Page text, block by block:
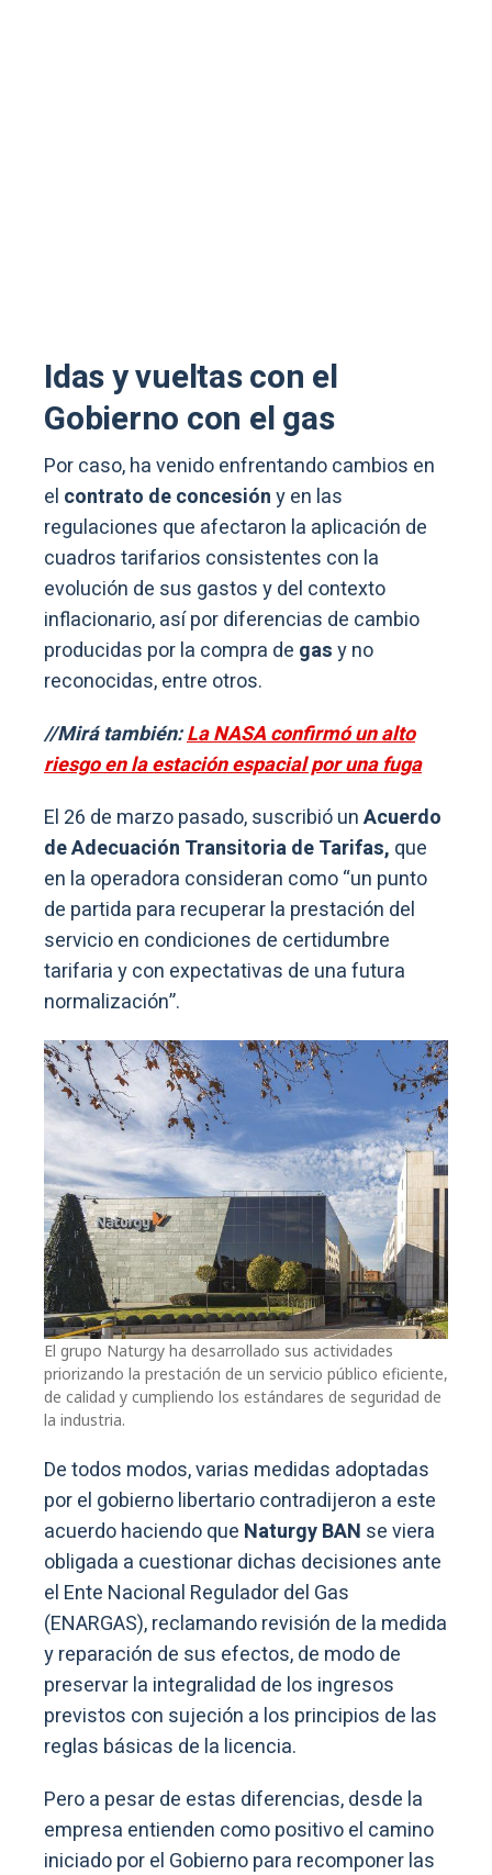
Idas y vueltas con el
Gobierno con el gas
Por caso, ha venido enfrentando cambios en
el contrato de concesióny en las
regulaciones que afectaron la aplicación de
cuadros tarifarios consistentes con la
evolución de sus gastos y del contexto
inflacionario, así por diferencias de cambio
producidas por la compra de gasy no
reconocidas, entre otros.
//Mirá también:La NASA confirmó un alto
riesgo en la estación espacial por una fuga
El 26 de marzo pasado, suscribió unAcuerdo
de Adecuación Transitoria de Tarifas, que
en la operadora consideran como “un punto
de partida para recuperar la prestación del
servicio en condiciones de certidumbre
tarifaria y con expectativas de una futura
normalización”.
El grupo Naturgy ha desarrollado sus actividades
priorizando la prestación de un servicio público eficiente,
de calidad y cumpliendo los estándares de seguridad de
la industria.
De todos modos, varias medidas adoptadas
por el gobierno libertario contradijeron a este
acuerdo haciendo que Naturgy BAN se viera
obligada a cuestionar dichas decisiones ante
el Ente Nacional Regulador del Gas
(ENARGAS), reclamando revisión de la medida
y reparación de sus efectos, de modo de
preservar la integralidad de los ingresos
previstos con sujeción a los principios de las
reglas básicas de la licencia.
Pero a pesar de estas diferencias, desde la
empresa entienden como positivo el camino
iniciado por el Gobierno para recomponer las